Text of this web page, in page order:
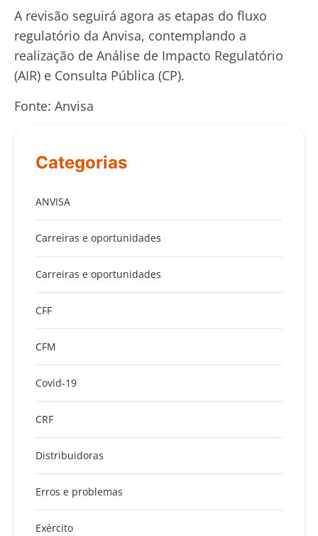
A revisão seguirá agora as etapas do fluxo
regulatório da Anvisa, contemplando a
realização de Análise de Impacto Regulatório
(AIR) e Consulta Pública (CP).
Fonte: Anvisa
Categorias
ANVISA
Carreiras e oportunidades
Carreiras e oportunidades
CFF
CFM
Covid-19
CRF
Distribuidoras
Erros e problemas
Exército